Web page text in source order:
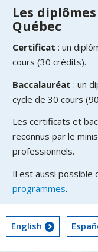
Les
Québec
Certificat : un
cours (30 crédits).
Baccalauréat : un
cycle de 30 cours
Les certificats et
reconnus par le
professionnels.
Il est aussi possible
programmes.
English